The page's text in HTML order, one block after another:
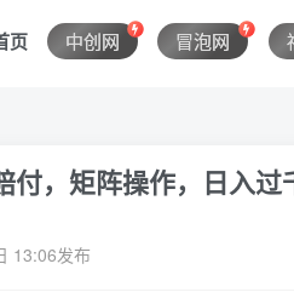
页 中创网 冒泡网
付，矩阵操作，日入过
13:06发布